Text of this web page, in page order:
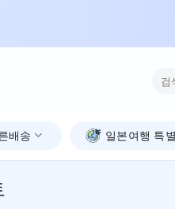
색:
배송 일본여행 특